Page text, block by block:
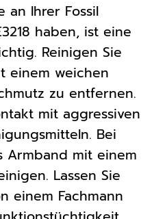
an Ihrer Fossil
haben, ist eine
Reinigen Sie
einem weichen
zu entfernen.
mit aggressiven
Bei
Armband mit einem
Lassen Sie
einem Fachmann